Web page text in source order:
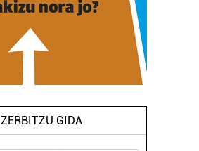
ZERBITZU GIDA